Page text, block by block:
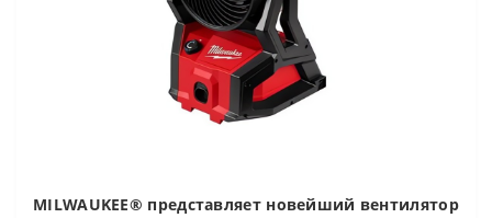
MILWAUKEE® представляет новейший вентилятор